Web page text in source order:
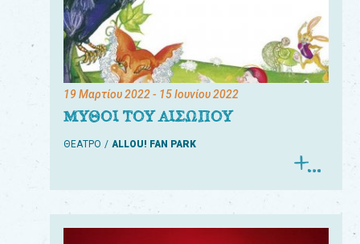
19 Μαρτίου 2022- 15 Ιουνίου 2022
ΜΥΘΟΙ ΤΟΥ ΑΙΣΩΠΟΥ
ΘΕΑΤΡΟ ALLOU! FAN PARK